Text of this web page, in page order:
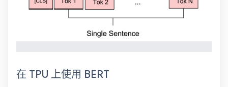
在 TPU 上使用 BERT